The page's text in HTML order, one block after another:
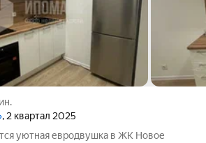
, 2 квартал 2025
уютная евродвушка в ЖК Новое